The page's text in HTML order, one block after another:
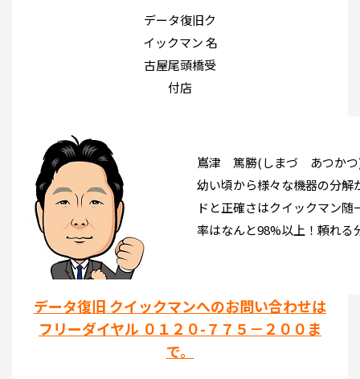
データ復旧ク
イックマン 名
古屋尾頭橋受
付店
嶌津 篤勝(しまづ あつか
幼い頃から様々な機器の分解
ドと正確さはクイックマン
率はなんと98%以上！頼れる
データ復旧 クイックマンへのお問い合わせは
フリーダイヤル ０１２０-７７５－２００ま
で。